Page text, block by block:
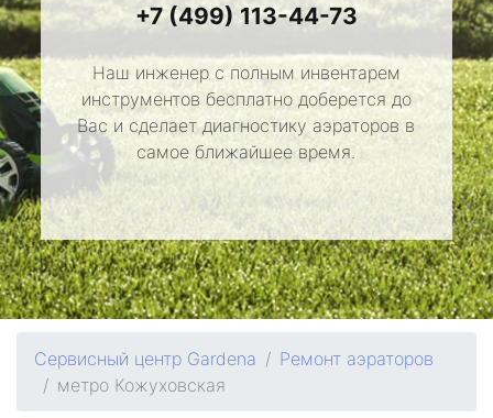
+7 (499) 113-44-73
Наш инженер с полным инвентарем
инструментов бесплатно доберется до
Вас и сделает диагностику аэраторов в
самое ближайшее время.
Сервисный центр Gardena
Ремонт аэраторов
метро Кожуховская